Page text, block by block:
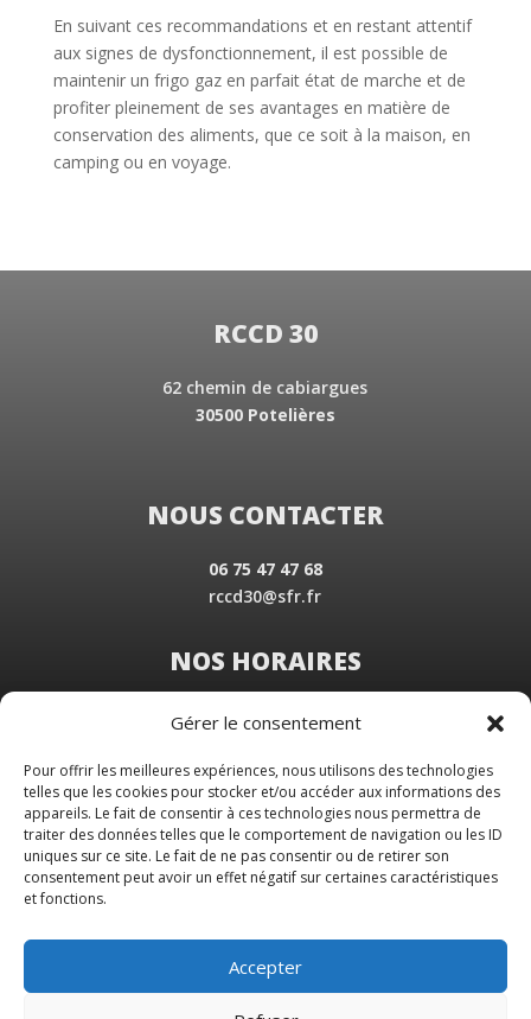
Gérer le consentement
Pour offrir les meilleures expériences, nous utilisons des technologies
telles que les cookies pour stocker et/ou accéder aux informations des
appareils. Le fait de consentir à ces technologies nous permettra de
traiter des données telles que le comportement de navigation ou les ID
uniques sur ce site. Le fait de ne pas consentir ou de retirer son
consentement peut avoir un effet négatif sur certaines caractéristiques
et fonctions.
Accepter
En suivant ces recommandations et en restant attentif
aux signes de dysfonctionnement, il est possible de
maintenir un frigo gaz en parfait état de marche et de
profiter pleinement de ses avantages en matière de
conservation des aliments, que ce soit à la maison, en
camping ou en voyage.
RCCD 30
62 chemin de cabiargues
30500 Potelières
NOUS CONTACTER
06 75 47 47 68
rccd30@sfr.fr
NOS HORAIRES
Du Lundi au Vendredi
Samedi sur rendez-vous